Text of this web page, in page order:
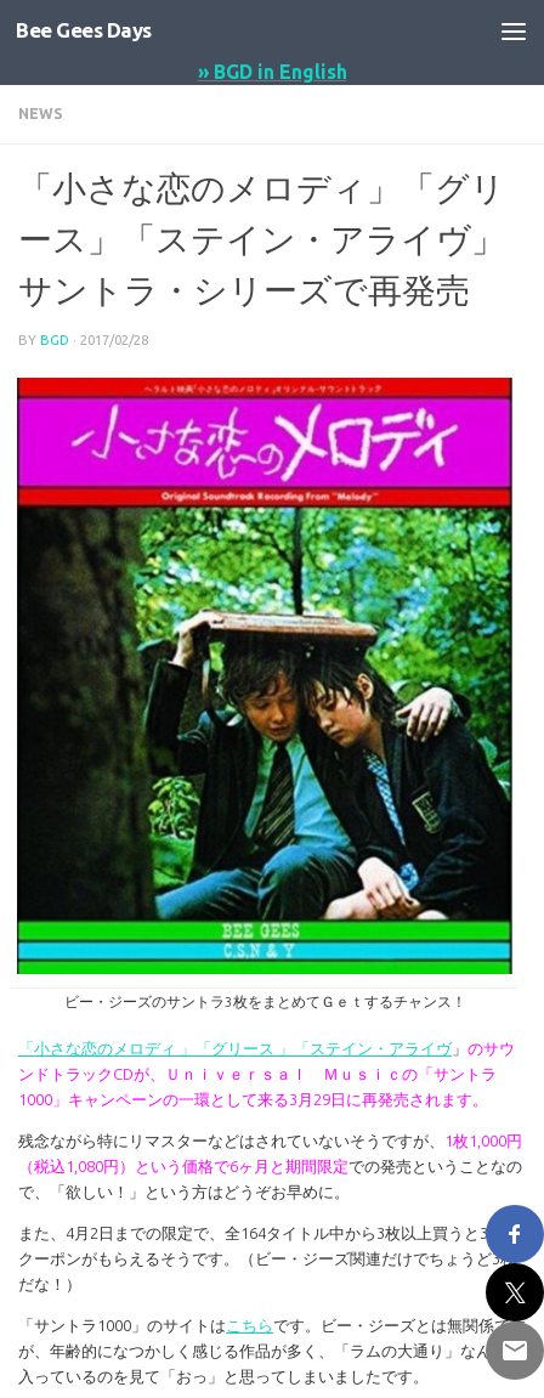
コンテンツへスキップ
Bee Gees Days
» BGD in English
NEWS
「小さな恋のメロディ」「グリ
ース」「ステイン・アライヴ」
サントラ・シリーズで再発売
BY BGD · 2017/02/28
ビー・ジーズのサントラ3枚をまとめてＧｅｔするチャンス！
「小さな恋のメロディ 」「グリース 」 「ステイン・アライヴ」 のサウ
ンドトラックCDが、Ｕｎｉｖｅｒｓａｌ Ｍｕｓｉｃの「サントラ
1000」キャンペーンの一環として来る3月29日に再発売されます。
残念ながら特にリマスターなどはされていないそうですが、 1枚1,000円
（税込1,080円）という価格で6ヶ月と期間限定での発売ということなの
で、「欲しい！」という方はどうぞお早めに。
また、4月2日までの限定で、全164タイトル中から3枚以上買うと300円
クーポンがもらえるそうです。（ビー・ジーズ関連だけでちょうど3枚
だな！）
「サントラ1000」のサイトは こちらです。ビー・ジーズとは無関係です
が、年齢的になつかしく感じる作品が多く、「ラムの大通り」なんかが
入っているのを見て「おっ」と思ってしまいましたです。